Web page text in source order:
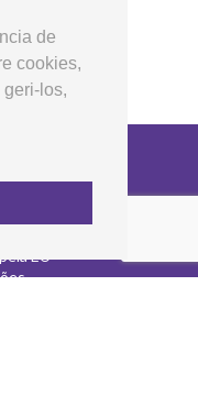
de
cookies,
los,
os direitos
Uso
EU